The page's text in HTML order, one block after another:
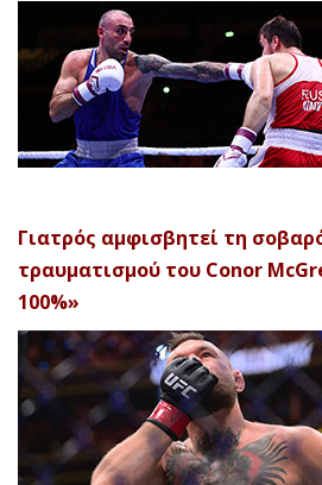
Γιατρός αμφισβητεί τη
τραυματισμού του Conor
100%»